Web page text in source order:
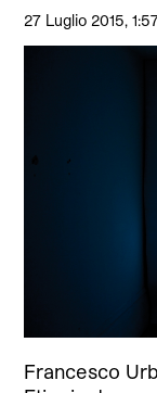
27 Luglio 2015,
Francesco